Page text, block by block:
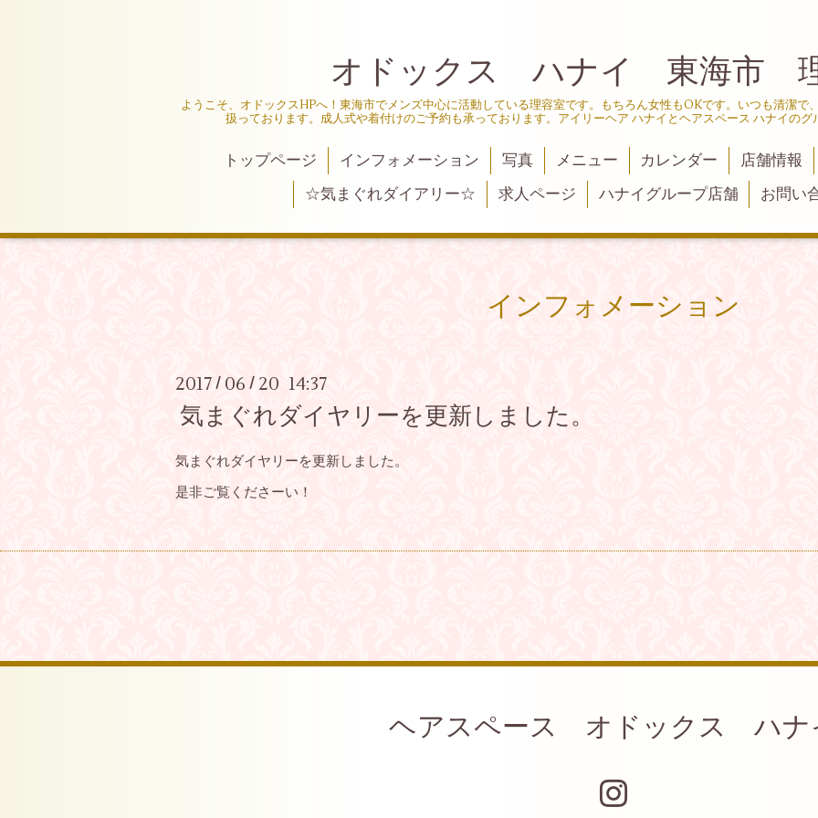
オドックス ハナイ 東海市
ようこそ、オドックスHPへ！東海市でメンズ中心に活動している理容室です。もちろん女性もOKです。いつも清潔で
扱っております。成人式や着付けのご予約も承っております。アイリーヘア ハナイとヘアスペース ハナイの
トップページ インフォメーション 写真 メニュー カレンダー
店舗情報
☆気まぐれダイアリー☆
求人ページ ハナイグループ店舗 お問い
インフォメーション
2017 / 06 / 20 14:37
気まぐれダイヤリーを更新しました。
気まぐれダイヤリーを更新しました。
是非ご覧くださーい！
ヘアスペース オドックス ハナ